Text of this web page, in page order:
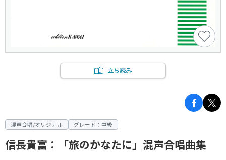
立ち読み
混声合唱/オリジナル グレード：中級
信長貴富：「旅のかなたに」混声合唱曲集